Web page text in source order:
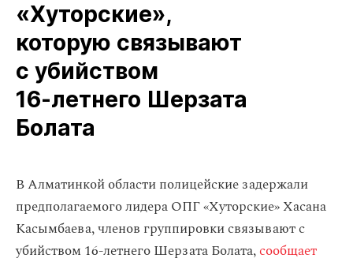
«Хуторские»,
которую связывают
с убийством
16‑летнего Шерзата
Болата
В Алматинкой области полицейские задержали
предполагаемого лидера ОПГ «Хуторские» Хасана
Касымбаева, членов группировки связывают с
убийством 16-летнего Шерзата Болата,сообщает